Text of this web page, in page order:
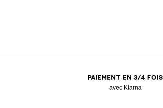
PAIEMENT EN 3/4 FOIS
avec Klarna